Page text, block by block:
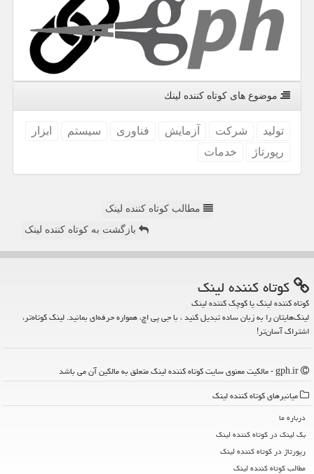
موضوع های كوتاه كننده لینك
تولید شركت آزمایش فناوری سیستم
ابزار
رپورتاژ
خدمات
مطالب کوتاه کننده لینک
بازگشت به کوتاه کننده لینک
كوتاه كننده لینك
کوتاه کننده لینک یا کوچک کننده لینک
لینک‌هایتان را به زبان ساده تبدیل کنید ، با جی پی اچ، همواره حرفه‌ای بمانید. لینک کوتاه‌تر،
اشتراک آسان‌تر!
میانبرهای كوتاه كننده لینك
درباره ما
بک لینک در كوتاه كننده لینك
رپورتاژ در كوتاه كننده لینك
مطالب كوتاه كننده لینك